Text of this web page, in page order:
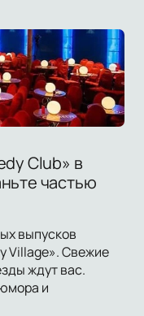
Club» в
частью
выпусков
Village». Свежие
ждут вас.
и